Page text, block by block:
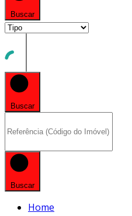
Buscar
Buscar
Buscar
Home